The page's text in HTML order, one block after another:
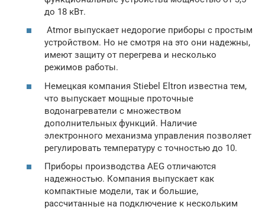
до 18 кВт.
Atmor выпускает недорогие приборы с простым
устройством. Но не смотря на это они надежны,
имеют защиту от перегрева и несколько
режимов работы.
Немецкая компания Stiebel Eltron известна тем,
что выпускает мощные проточные
водонагреватели с множеством
дополнительных функций. Наличие
электронного механизма управления позволяет
регулировать температуру с точностью до 10.
Приборы производства AEG отличаются
надежностью. Компания выпускает как
компактные модели, так и большие,
рассчитанные на подключение к нескольким